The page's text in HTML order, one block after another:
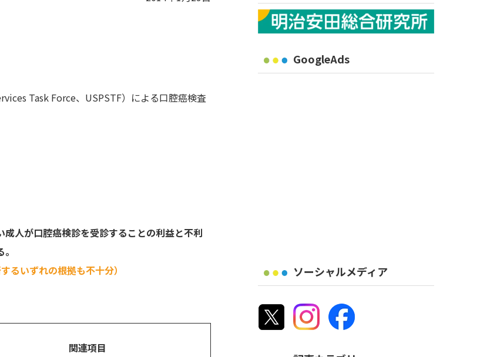
Task Force、USPSTF）による口腔癌検査
人が口腔癌検診を受診することの利益と不利
いずれの根拠も不十分）
関連項目
GoogleAds
ソーシャルメディア